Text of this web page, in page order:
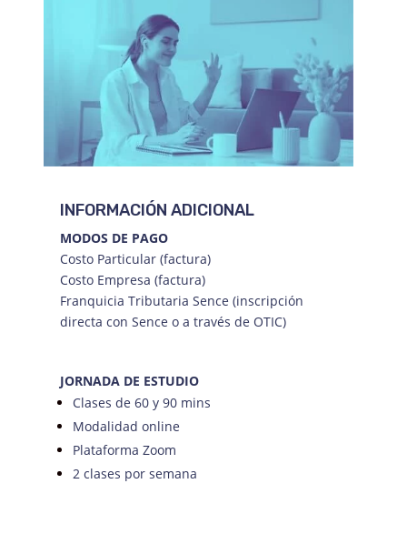
INFORMACIÓN ADICIONAL
MODOS DE PAGO
Costo Particular (factura)
Costo Empresa (factura)
Franquicia Tributaria Sence (inscripción
directa con Sence o a través de OTIC)
JORNADA DE ESTUDIO
Clases de 60 y 90 mins
Modalidad online
Plataforma Zoom
2 clases por semana